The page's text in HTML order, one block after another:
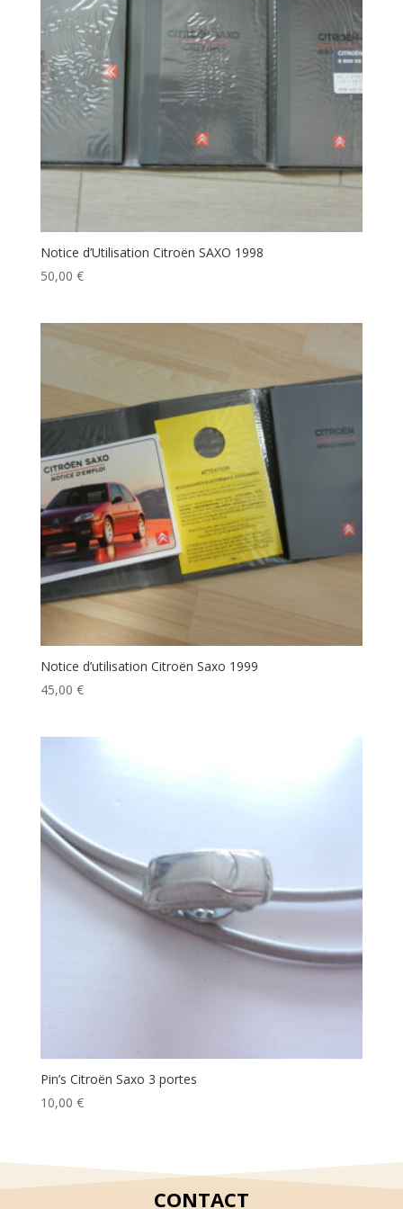
Notice d’Utilisation Citroën SAXO 1998
50,00 €
Notice d’utilisation Citroën Saxo 1999
45,00 €
Pin’s Citroën Saxo 3 portes
10,00 €
CONTACT